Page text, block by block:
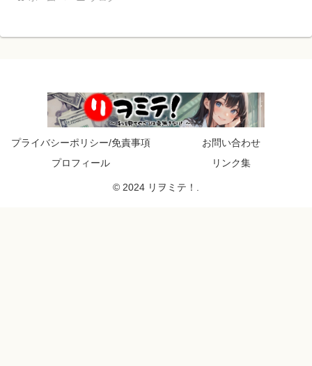
プライバシーポリシー/免責事項
お問い合わせ
プロフィール
リンク集
© 2024 リヲミテ！.